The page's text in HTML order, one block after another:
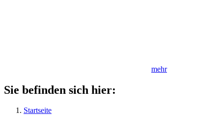
mehr
Sie befinden sich hier:
Startseite